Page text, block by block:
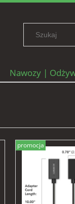
Nawozy |
promocja